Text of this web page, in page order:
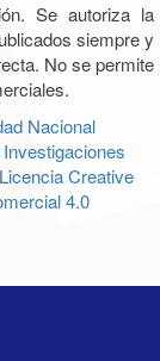
Se autoriza la
siempre y
No se permite
Nacional
Licencia Creative
4.0